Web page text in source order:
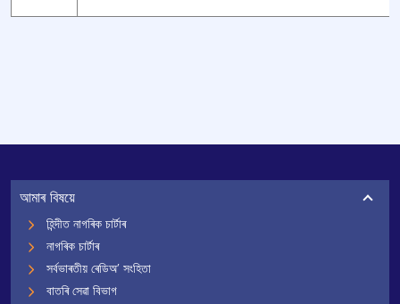
আমাৰ বিষয়ে
হিন্দীত নাগৰিক চাৰ্টাৰ
নাগৰিক চাৰ্টাৰ
সৰ্বভাৰতীয় ৰেডিঅ’ সংহিতা
বাতৰি সেৱা বিভাগ